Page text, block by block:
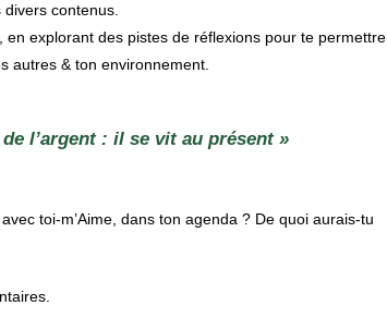
divers contenus.
explorant des pistes de réflexions pour te permettre
autres & ton environnement.
l’argent : il se vit au présent »
toi-m’Aime, dans ton agenda ? De quoi aurais-tu